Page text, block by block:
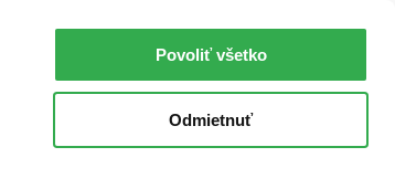
Povoliť všetko
Odmietnuť